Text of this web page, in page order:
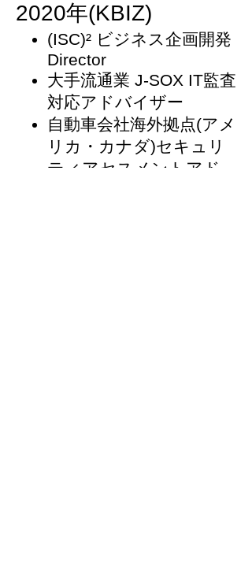
2020年(KBIZ)
(ISC)² ビジネス企画開発
Director
大手流通業 J-SOX IT監査
対応アドバイザー
自動車会社海外拠点(アメ
リカ・カナダ)セキュリ
ティアセスメントアド